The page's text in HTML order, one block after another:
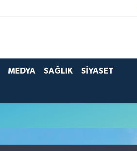
MEDYA SAĞLIK SİYASET